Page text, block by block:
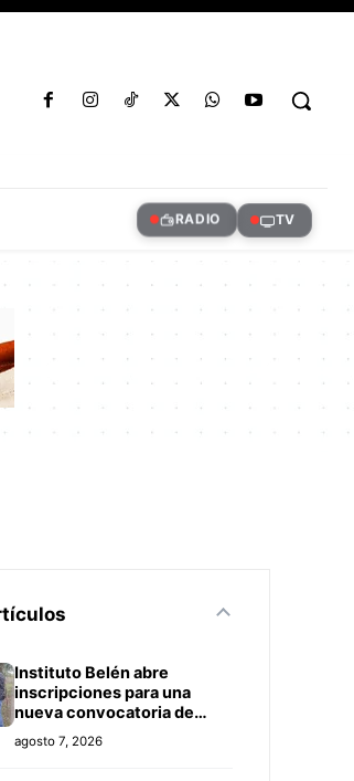
RADIO TV
Instituto Belén abre
inscripciones para una
nueva convocatoria de
cursos de formación laboral
en Concepción
agosto 7, 2026